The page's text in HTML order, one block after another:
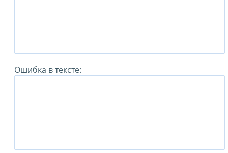
Ошибка в тексте: